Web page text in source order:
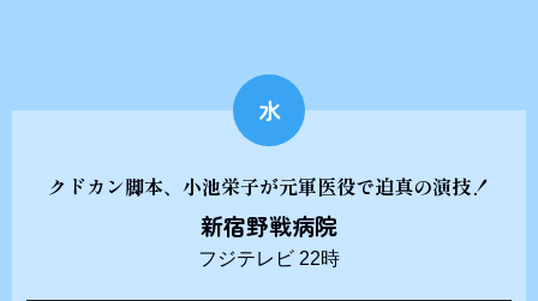
水
クドカン脚本、小池栄子が元軍医役で迫真の演技！
新宿野戦病院
フジテレビ 22時